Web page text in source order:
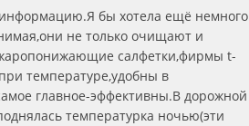
бы хотела ещё немного
не только очищают и
салфетки,фирмы t-
температуре,удобны в
главное-эффективны.В дорожной
температурка ночью(эти